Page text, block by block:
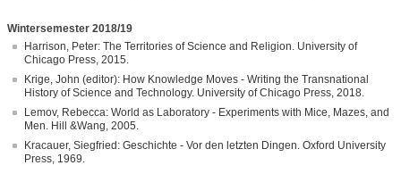
Wintersemester 2018/19
Harrison, Peter: The Territories of Science and Religion. University of
Chicago Press, 2015.
Krige, John (editor): How Knowledge Moves - Writing the Transnational
History of Science and Technology. University of Chicago Press, 2018.
Lemov, Rebecca: World as Laboratory - Experiments with Mice, Mazes, and
Men. Hill &Wang, 2005.
Kracauer, Siegfried: Geschichte - Vor den letzten Dingen. Oxford University
Press, 1969.